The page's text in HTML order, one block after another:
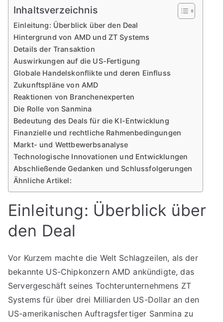
Inhaltsverzeichnis
Einleitung: Überblick über den Deal
Hintergrund von AMD und ZT Systems
Details der Transaktion
Auswirkungen auf die US-Fertigung
Globale Handelskonflikte und deren Einfluss
Zukunftspläne von AMD
Reaktionen von Branchenexperten
Die Rolle von Sanmina
Bedeutung des Deals für die KI-Entwicklung
Finanzielle und rechtliche Rahmenbedingungen
Markt- und Wettbewerbsanalyse
Technologische Innovationen und Entwicklungen
Abschließende Gedanken und Schlussfolgerungen
Ähnliche Artikel:
Einleitung: Überblick über
den Deal
Vor Kurzem machte die Welt Schlagzeilen, als der
bekannte US-Chipkonzern AMD ankündigte, das
Servergeschäft seines Tochterunternehmens ZT
Systems für über drei Milliarden US-Dollar an den
US-amerikanischen Auftragsfertiger Sanmina zu